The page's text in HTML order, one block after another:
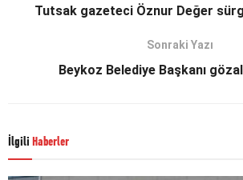
Tutsak gazeteci Öznur Değer
Sonraki Yazı
Beykoz Belediye Başkanı
İlgili Haberler